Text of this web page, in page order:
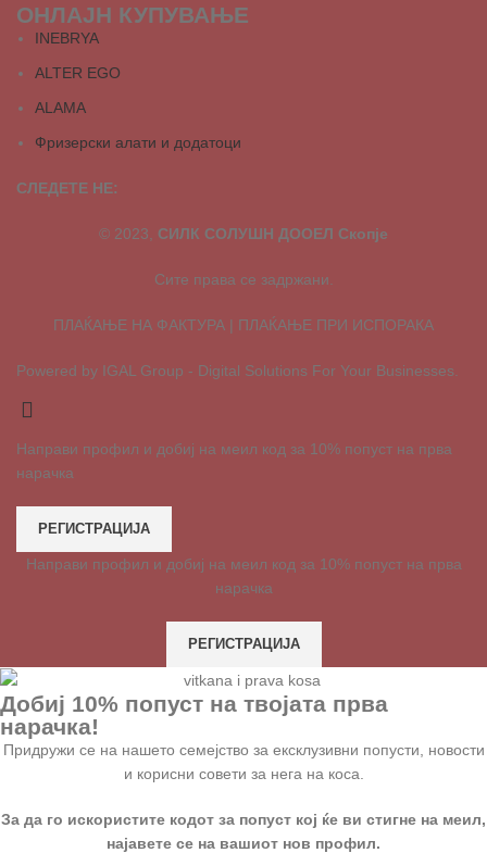
ОНЛАЈН КУПУВАЊЕ
INEBRYA
ALTER EGO
ALAMA
Фризерски алати и додатоци
СЛЕДЕТЕ НЕ:
© 2023, СИЛК СОЛУШН ДООЕЛ Скопје
Сите права се задржани.
ПЛАЌАЊЕ НА ФАКТУРА | ПЛАЌАЊЕ ПРИ ИСПОРАКА
Powered by IGAL Group - Digital Solutions For Your Businesses.
Направи профил и добиј на меил код за 10% попуст на прва
нарачка
РЕГИСТРАЦИЈА
Направи профил и добиј на меил код за 10% попуст на прва
нарачка
РЕГИСТРАЦИЈА
Добиј 10% попуст на твојата прва
нарачка!
Придружи се на нашето семејство за ексклузивни попусти, новости
и корисни совети за нега на коса.
За да го искористите кодот за попуст кој ќе ви стигне на меил,
најавете се на вашиот нов профил.